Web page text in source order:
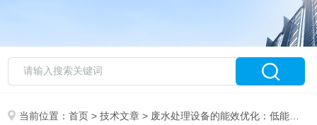
当前位置：首页 >技术文章 > 废水处理设备的能效优化：低能耗膜组件与余热回收技术